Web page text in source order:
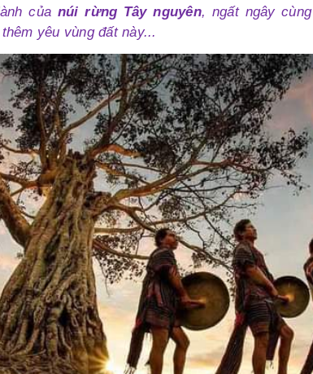
của núi rừng Tây nguyên, ngất ngây
yêu vùng đất này...
Chị Ngọc